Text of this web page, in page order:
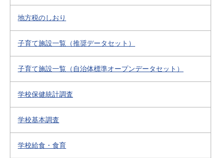
地方税のしおり
子育て施設一覧（推奨データセット）
子育て施設一覧（自治体標準オープンデータセット）
学校保健統計調査
学校基本調査
学校給食・食育